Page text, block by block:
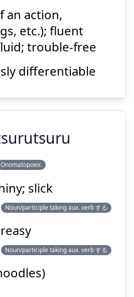
Show answer
an action,
etc.); fluent
trouble-free
differentiable
るつる
Onomatopoeic
slick
Noun/participle taking aux. verb する
Noun/participle taking aux. verb する